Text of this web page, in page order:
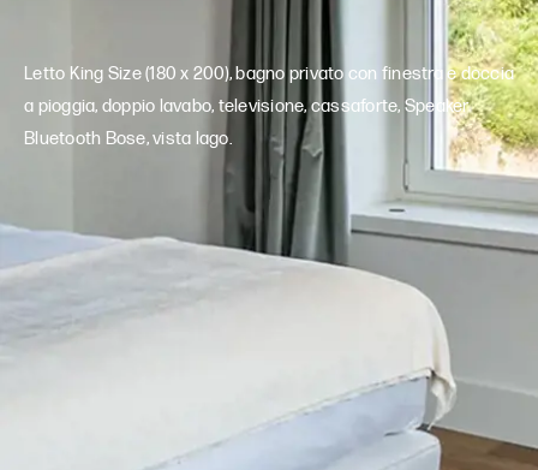
Letto King Size (180 x 200), bagno privato con finestra e doccia
a pioggia, doppio lavabo, televisione, cassaforte, Speaker
Bluetooth Bose, vista lago.